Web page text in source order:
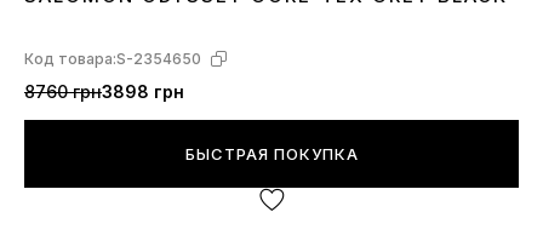
414243 44 45
Код товара:S-2354650
8760 грн3898 грн
БЫСТРАЯ ПОКУПКА